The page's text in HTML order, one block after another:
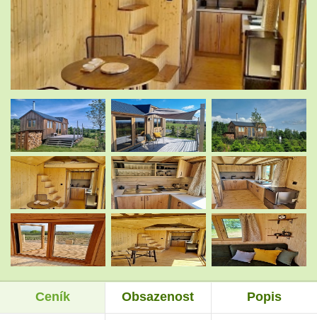
Ceník Obsazenost Popis